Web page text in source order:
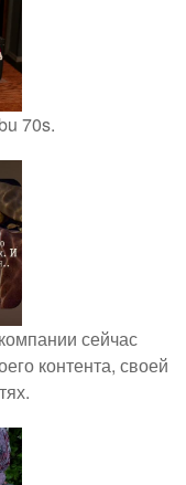
70s.
сейчас
контента, своей